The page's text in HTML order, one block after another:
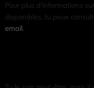
Pour plus d’informations
disponibles, tu peux
email.